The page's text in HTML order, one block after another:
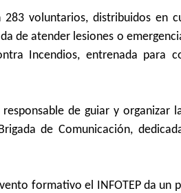
voluntarios, distribuidos en
de atender lesiones o
Incendios, entrenada para
de guiar y organizar
de Comunicación,
formativo el INFOTEP da un